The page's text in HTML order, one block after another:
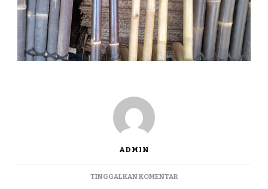
ADMIN
TINGGALKAN KOMENTARPADA